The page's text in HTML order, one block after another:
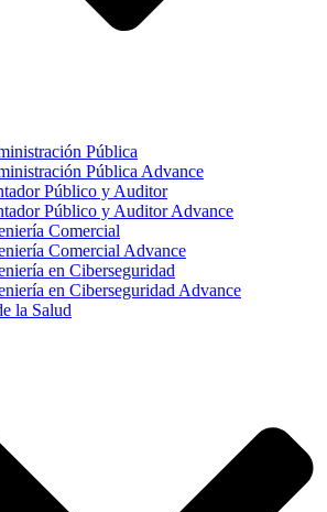
Pública
Pública Advance
Público y Auditor
Público y Auditor Advance
Comercial
Comercial Advance
en Ciberseguridad
en Ciberseguridad Advance
la Salud